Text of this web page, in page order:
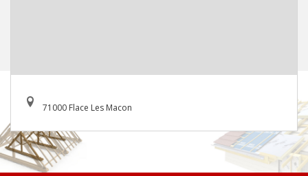
71000 Flace Les Macon